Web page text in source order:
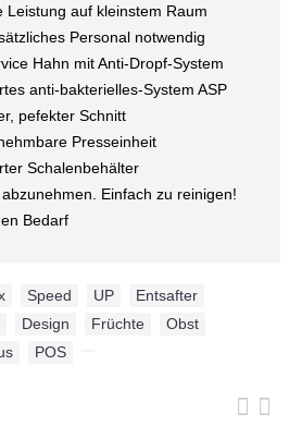
Leistung auf kleinstem Raum
Personal notwendig
Hahn mit Anti-Dropf-System
anti-bakterielles-System ASP
pefekter Schnitt
Presseinheit
Schalenbehälter
Einfach zu reinigen!
Bedarf
Speed UP Entsafter
Design Früchte Obst
POS